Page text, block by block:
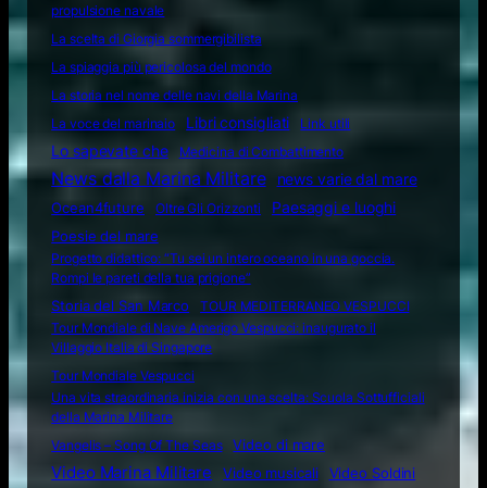
propulsione navale
La scelta di Giorgia sommergibilista
La spiaggia più pericolosa del mondo
La storia nel nome delle navi della Marina
La voce del marinaio
Libri consigliati Link utili
Lo sapevate che Medicina di Combattimento
News dalla Marina Militare
news varie dal mare
Ocean4future
Oltre Gli Orizzonti
Paesaggi e luoghi
Poesie del mare
Progetto didattico: “Tu sei un intero oceano in una goccia.
Rompi le pareti della tua prigione”
Storia del San Marco
TOUR MEDITERRANEO VESPUCCI
Tour Mondiale di Nave Amerigo Vespucci: inaugurato il
Villaggio Italia di Singapore
Tour Mondiale Vespucci
Una vita straordinaria inizia con una scelta: Scuola Sottufficiali
della Marina Militare
Vangelis – Song Of The Seas
Video di mare
Video Marina Militare Video musicali
Video Soldini